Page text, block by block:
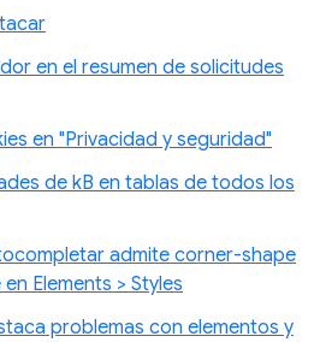
en el resumen de solicitudes
en "Privacidad y seguridad"
de kB en tablas de todos los
admite corner-shape
Elements > Styles
problemas con elementos y